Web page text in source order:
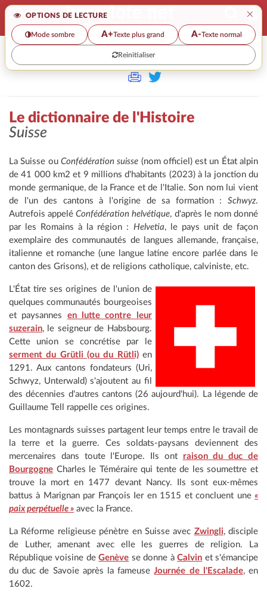
OPTIONS DE LECTURE ×
Mode sombre A+Texte plus grand A-Texte normal
Reinitialiser
>>
Le dictionnaire de l'Histoire
Suisse
La Suisse ou Confédération suisse (nom officiel) est un État alpin
de 41 000 km2 et 9 millions d'habitants (2023) à la jonction du
monde germanique, de la France et de l'Italie. Son nom lui vient
de l'un des cantons à l'origine de sa formation : Schwyz.
Autrefois appeléConfédération helvétique, d'après le nom donné
par les Romains à la région : Helvetia, le pays unit de façon
exemplaire des communautés de langues allemande, française,
italienne et romanche (une langue latine encore parlée dans le
canton des Grisons), et de religions catholique, calviniste, etc.
L'État tire ses origines de l'union de
quelques communautés bourgeoises
et paysannes en lutte contre leur
suzerain, le seigneur de Habsbourg.
Cette union se concrétise par le
serment du Grütli (ou du Rütli)en
1291. Aux cantons fondateurs (Uri,
Schwyz, Unterwald) s'ajoutent au fil
des décennies d'autres cantons (26 aujourd'hui). La légende de
Guillaume Tell rappelle ces origines.
Les montagnards suisses partagent leur temps entre le travail de
la terre et la guerre. Ces soldats-paysans deviennent des
mercenaires dans toute l'Europe. Ils ont raison du duc de
Bourgogne Charles le Téméraire qui tente de les soumettre et
trouve la mort en 1477 devant Nancy. Ils sont eux-mêmes
battus à Marignan par François Ier en 1515 et concluent une «
paix perpétuelle » avec la France.
La Réforme religieuse pénètre en Suisse avec Zwingli, disciple
de Luther, amenant avec elle les guerres de religion. La
République voisine deGenève se donne àCalvin et s'émancipe
du duc de Savoie après la fameuseJournée de l'Escalade, en
1602.